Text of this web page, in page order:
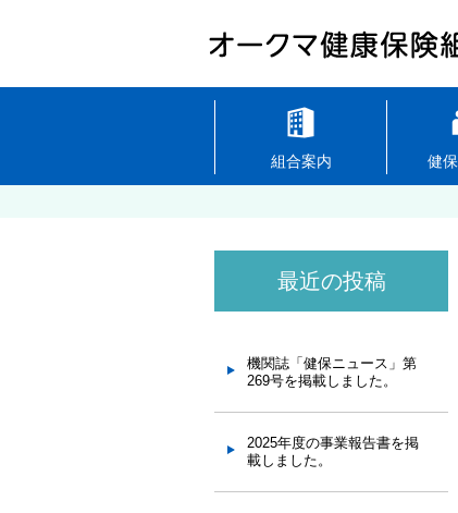
組合案内 健
最近の投稿
機関誌「健保ニュース」第
269号を掲載しました。
2025年度の事業報告書を掲
載しました。